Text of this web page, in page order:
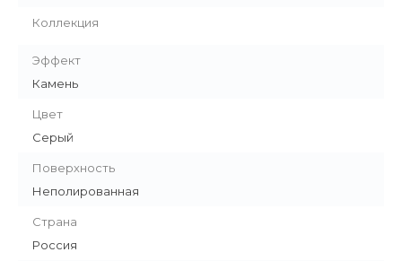
Коллекция
Эффект
Камень
Цвет
Серый
Поверхность
Неполированная
Страна
Россия